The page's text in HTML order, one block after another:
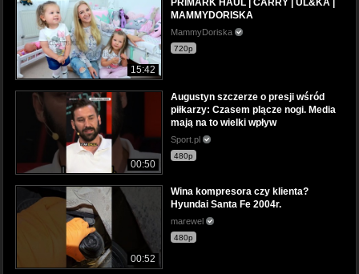
15:42
PRIMARK HAUL | CARRY | UL&KA |
MAMMYDORISKA
MammyDoriska
720p
00:50
Augustyn szczerze o presji wśród
piłkarzy: Czasem plącze nogi. Media
mają na to wielki wpływ
Sport.pl
480p
00:52
Wina kompresora czy klienta?
Hyundai Santa Fe 2004r.
marewel
480p